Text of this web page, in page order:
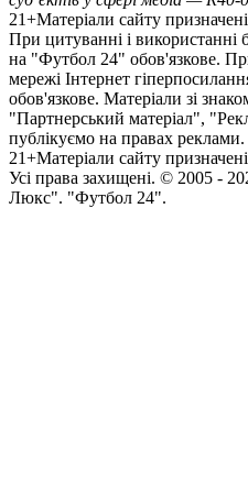
21+Матеріали сайту
При цитуванні і використанні
на "Футбол 24" обов'язкове.
мережі Інтернет
обов'язкове. Матеріали зі
"Партнерський матеріал",
публікуємо на правах реклами.
21+Матеріали сайту
Усi права захищенi. © 2005 -
Люкс". "Футбол 24".